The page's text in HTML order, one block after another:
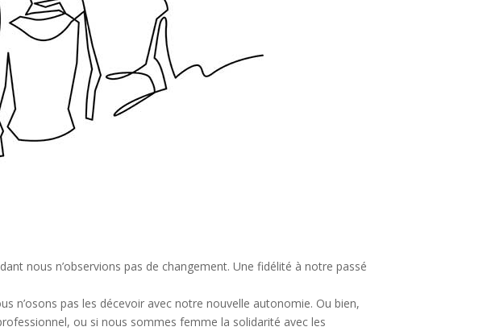
nous n’observions pas de changement. Une fidélité à notre passé
n’osons pas les décevoir avec notre nouvelle autonomie. Ou bien,
ou si nous sommes femme la solidarité avec les